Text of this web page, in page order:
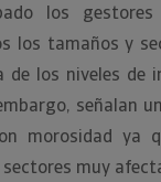
los
los tamaños y
de los niveles de
señalan
morosidad ya
muy